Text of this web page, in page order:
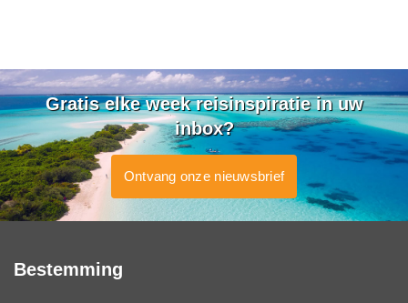
Gratis elke week reisinspiratie in uw
inbox?
Ontvang onze nieuwsbrief
Bestemming